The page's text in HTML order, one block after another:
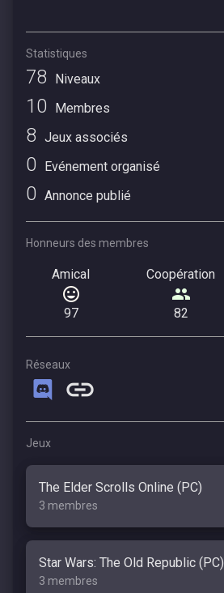
Statistiques
78 Niveaux
10 Membres
8 Jeux associés
0 Evénement organisé
0 Annonce publié
Honneurs des membres
Amical
97
Coopération
82
Réseaux
Jeux
The Elder Scrolls Online (PC)
3 membres
Star Wars: The Old Republic (PC)
3 membres